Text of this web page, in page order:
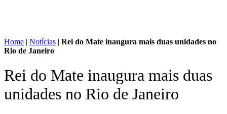
Home | Notícias | Rei do Mate inaugura mais duas unidades no
Rio de Janeiro
Rei do Mate inaugura mais duas
unidades no Rio de Janeiro